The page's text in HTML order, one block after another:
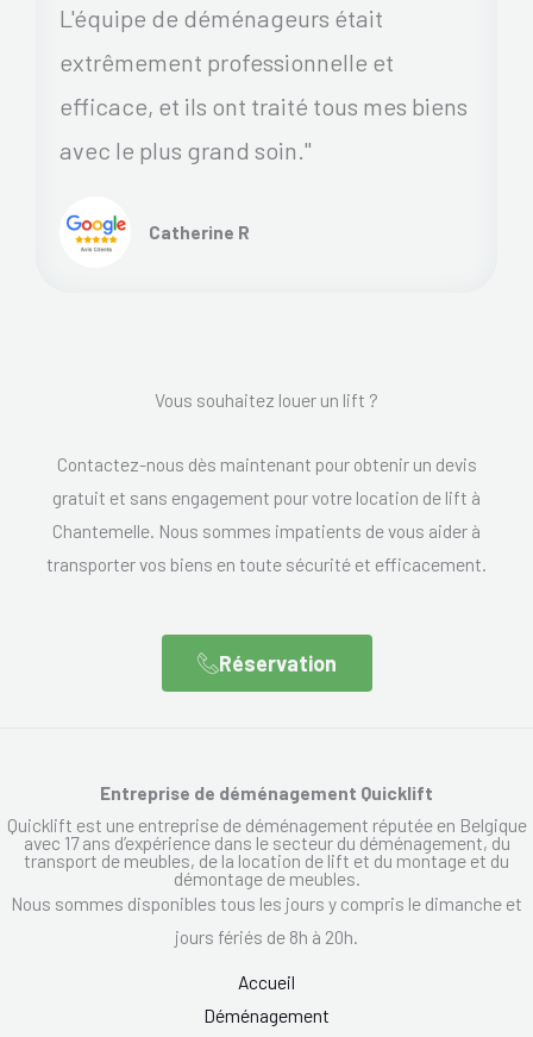
L'équipe de déménageurs était
extrêmement professionnelle et
efficace, et ils ont traité tous mes biens
avec le plus grand soin."
Catherine R
Vous souhaitez louer un lift ?
Contactez-nous dès maintenant pour obtenir un devis
gratuit et sans engagement pour votre location de lift à
Chantemelle. Nous sommes impatients de vous aider à
transporter vos biens en toute sécurité et efficacement.
Réservation
Entreprise de déménagement Quicklift
Quicklift est une entreprise de déménagement réputée en Belgique
avec 17 ans d’expérience dans le secteur du déménagement, du
transport de meubles, de la location de lift et du montage et du
démontage de meubles.
Nous sommes disponibles tous les jours y compris le dimanche et
jours fériés de 8h à 20h.
Accueil
Déménagement